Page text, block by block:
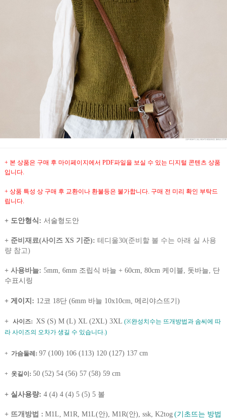
+ 본 상품은 구매 후 마이페이지에서 PDF파일을 보실 수 있는 디지털 콘텐츠 상품
입니다.
+ 상품 특성 상 구매 후 교환이나 환불등은 불가합니다. 구매 전 미리 확인 부탁드
립니다.
+ 도안형식: 서술형도안
+ 준비재료(사이즈 XS 기준): 테디울30(준비할 볼 수는 아래 실 사용
량 참고)
+ 사용바늘: 5mm, 6mm 조립식 바늘 + 60cm, 80cm 케이블, 돗바늘, 단
수표시링
+ 게이지: 12코 18단 (6mm 바늘 10x10cm, 메리야스뜨기)
+ 사이즈: XS (S) M (L) XL (2XL) 3XL (※완성치수는 뜨개방법과 솜씨에 따
라 사이즈의 오차가 생길 수 있습니다.)
+ 가슴둘레: 97 (100) 106 (113) 120 (127) 137 cm
+ 옷길이: 50 (52) 54 (56) 57 (58) 59 cm
+ 실사용량: 4 (4) 4 (4) 5 (5) 5 볼
+ 뜨개방법 : M1L, M1R, M1L(안), M1R(안), ssk, K2tog (기초뜨는 방법